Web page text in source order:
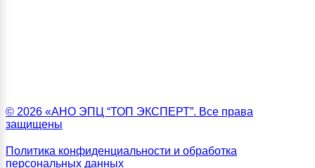
© 2026 «АНО ЭПЦ “ТОП ЭКСПЕРТ”. Все права
защищены
Политика конфиденциальности и обработка
персональных данных